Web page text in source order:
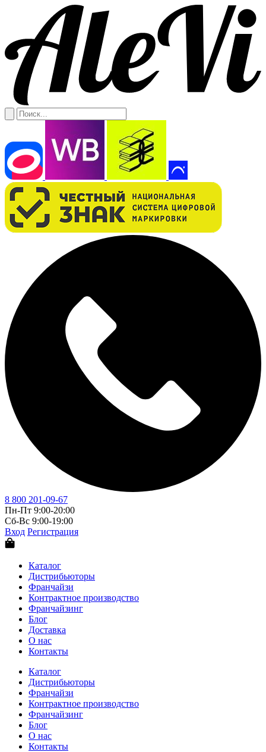
8 800 201-09-67
Пн-Пт 9:00-20:00
Сб-Вс 9:00-19:00
Вход Регистрация
Каталог
Дистрибьюторы
Франчайзи
Контрактное производство
Франчайзинг
Блог
Доставка
О нас
Контакты
Каталог
Дистрибьюторы
Франчайзи
Контрактное производство
Франчайзинг
Блог
О нас
Контакты